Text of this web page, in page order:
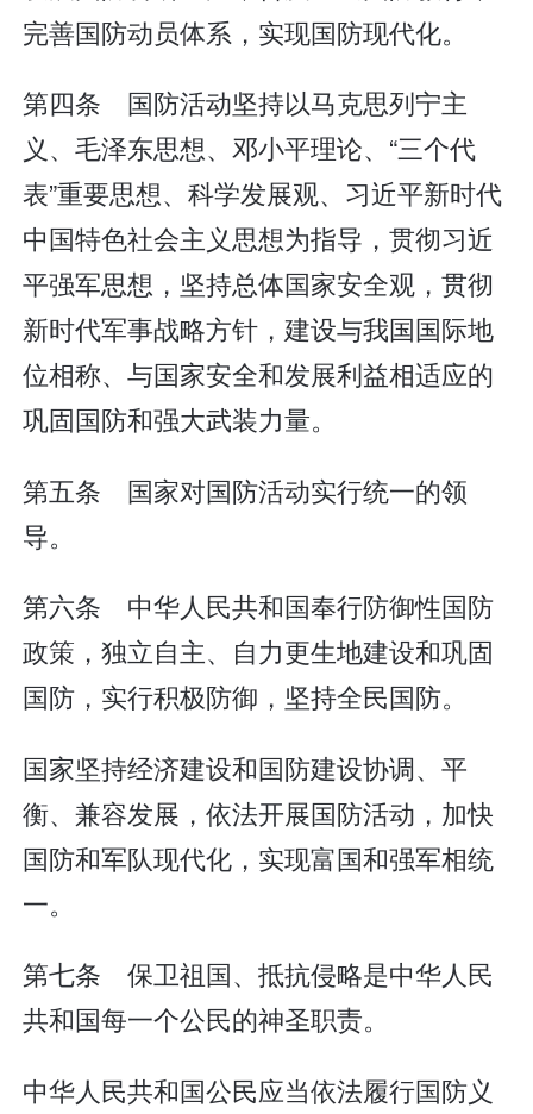
完善国防动员体系，实现国防现代化。
第四条 国防活动坚持以马克思列宁主
义、毛泽东思想、邓小平理论、“三个代
表”重要思想、科学发展观、习近平新时代
中国特色社会主义思想为指导，贯彻习近
平强军思想，坚持总体国家安全观，贯彻
新时代军事战略方针，建设与我国国际地
位相称、与国家安全和发展利益相适应的
巩固国防和强大武装力量。
第五条 国家对国防活动实行统一的领
导。
第六条 中华人民共和国奉行防御性国防
政策，独立自主、自力更生地建设和巩固
国防，实行积极防御，坚持全民国防。
国家坚持经济建设和国防建设协调、平
衡、兼容发展，依法开展国防活动，加快
国防和军队现代化，实现富国和强军相统
一。
第七条 保卫祖国、抵抗侵略是中华人民
共和国每一个公民的神圣职责。
中华人民共和国公民应当依法履行国防义